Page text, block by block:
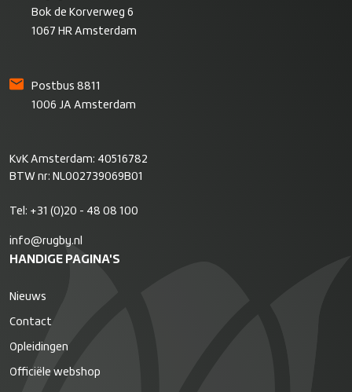
Bok de Korverweg 6
1067 HR Amsterdam
Postbus 8811
1006 JA Amsterdam
KvK Amsterdam: 40516782
BTW nr: NL002739069B01
Tel: +31 (0)20 - 48 08 100
info@rugby.nl
HANDIGE PAGINA'S
Nieuws
Contact
Opleidingen
Officiële webshop